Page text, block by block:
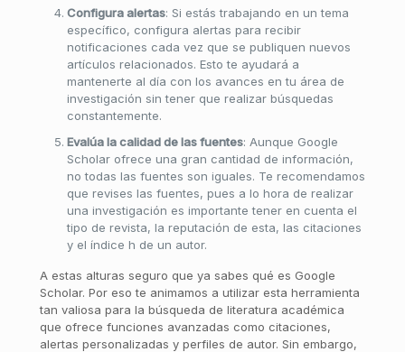
Configura alertas: Si estás trabajando en un tema
específico, configura alertas para recibir
notificaciones cada vez que se publiquen nuevos
artículos relacionados. Esto te ayudará a
mantenerte al día con los avances en tu área de
investigación sin tener que realizar búsquedas
constantemente.
Evalúa la calidad de las fuentes: Aunque Google
Scholar ofrece una gran cantidad de información,
no todas las fuentes son iguales. Te recomendamos
que revises las fuentes, pues a lo hora de realizar
una investigación es importante tener en cuenta el
tipo de revista, la reputación de esta, las citaciones
y el índice h de un autor.
A estas alturas seguro que ya sabes qué es Google
Scholar. Por eso te animamos a utilizar esta herramienta
tan valiosa para la búsqueda de literatura académica
que ofrece funciones avanzadas como citaciones,
alertas personalizadas y perfiles de autor. Sin embargo,